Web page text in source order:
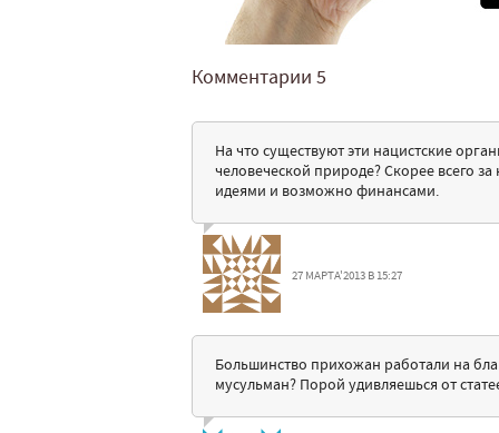
Комментарии 5
На что существуют эти нацистские
человеческой природе? Скорее всего
идеями и возможно финансами.
27 МАРТА'2013 В 15:27
Большинство прихожан работали на
мусульман? Порой удивляешься от